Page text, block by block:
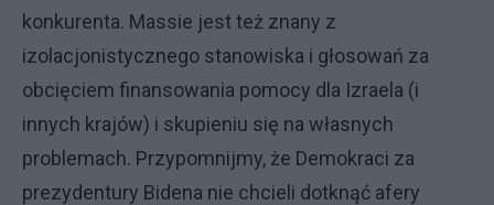
konkurenta. Massie jest też znany z
izolacjonistycznego stanowiska i głosowań za
obcięciem finansowania pomocy dla Izraela (i
innych krajów) i skupieniu się na własnych
problemach. Przypomnijmy, że Demokraci za
prezydentury Bidena nie chcieli dotknąć afery